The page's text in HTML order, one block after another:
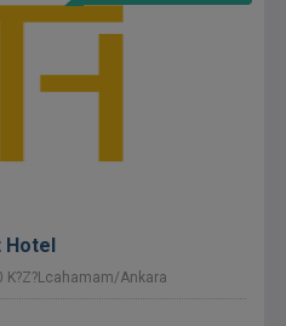
Hotel
K?z?lcahamam/Ankara